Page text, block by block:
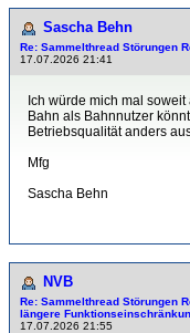
Sascha Behn
Re: Sammelthread Störungen
17.07.2026 21:41
Ich würde mich mal
Bahn als Bahnnutzer
Betriebsqualität anders
Mfg
Sascha Behn
NVB
Re: Sammelthread Störungen
längere
17.07.2026 21:55